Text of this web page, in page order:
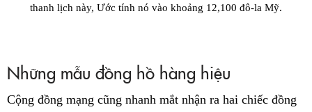
thanh lịch này, Ước tính nó vào khoảng 12,100 đô-la Mỹ.
Những mẫu đồng hồ hàng hiệu
Cộng đồng mạng cũng nhanh mắt nhận ra hai chiếc đồng